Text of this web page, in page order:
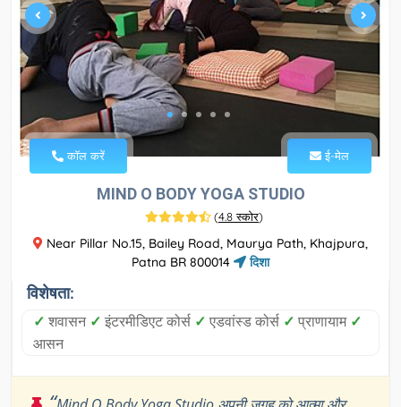
कॉल करें ई-मेल
MIND O BODY YOGA STUDIO
(4.8 स्कोर)
Near Pillar No.15, Bailey Road, Maurya Path, Khajpura,
Patna BR 800014
दिशा
विशेषता:
✓ शवासन ✓ इंटरमीडिएट कोर्स ✓ एडवांस्ड कोर्स ✓ प्राणायाम ✓
आसन